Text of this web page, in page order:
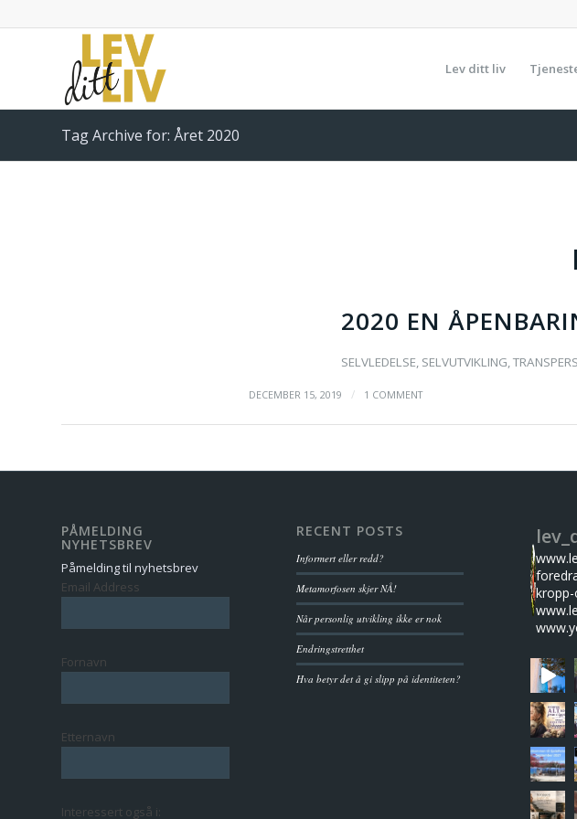
Lev ditt liv
Tag Archive for: Året 2020
2020 EN
SELVLEDELSE, SELVUTVIKLING,
DECEMBER 15, 2019 / 1 COMMENT
PÅMELDING
NYHETSBREV
Påmelding til nyhetsbrev
Email Address
Fornavn
Etternavn
Interessert også i:
RECENT POSTS
Informert eller redd?
Metamorfosen skjer NÅ!
Når personlig utvikling ikke er nok
Endringstretthet
Hva betyr det å gi slipp på identiteten?